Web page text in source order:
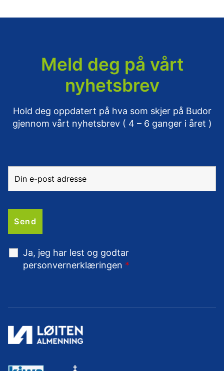
Meld deg på vårt
nyhetsbrev
Hold deg oppdatert på hva som skjer på Budor
gjennom vårt nyhetsbrev ( 4 – 6 ganger i året )
Ja, jeg har lest og godtar
personvernerklæringen *